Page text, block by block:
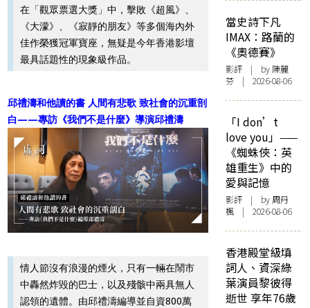
在「觀眾票選大獎」中，擊敗《超風》、
《大濛》、《寂靜的朋友》等多個海內外
佳作榮獲冠軍寶座，無疑是今年香港影壇
最具話題性的現象級作品。
邱禮濤和他讀的書 人間有悲歌 致社會的沉重剖
白——專訪《我們不是什麼》導演邱禮濤
情人節沒有浪漫的煙火，只有一輛在鬧市
中轟然炸毀的巴士，以及殘骸中兩具無人
認領的遺體。由邱禮濤編導並自資800萬
當史詩下凡
IMAX：路蘭的
《奧德賽》
影評 | by 陳麗
芬 | 2026-08-06
「I don’t
love you」——
《蜘蛛俠：英
雄重生》中的
愛與記憶
影評 | by周丹
楓 | 2026-08-06
香港殿堂級填
詞人、資深綠
葉演員黎彼得
逝世 享年76歲